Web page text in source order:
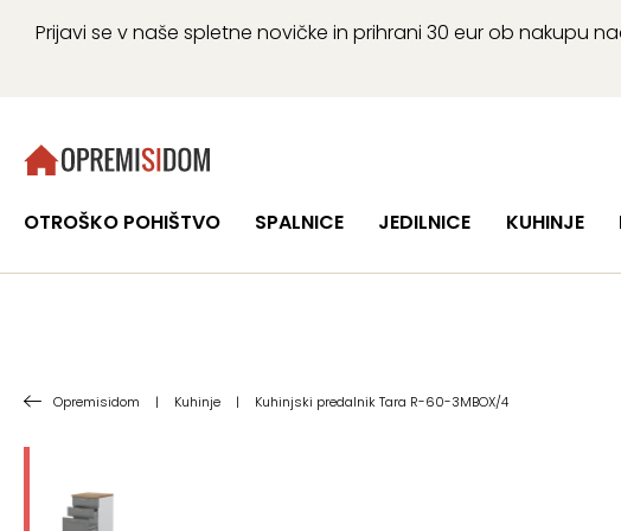
Prijavi se v naše spletne novičke in prihrani 30 eur ob nakupu
OTROŠKO POHIŠTVO SPALNICE JEDILNICE KUHINJE
Opremisidom | Kuhinje | Kuhinjski predalnik Tara R-60-3MBOX/4